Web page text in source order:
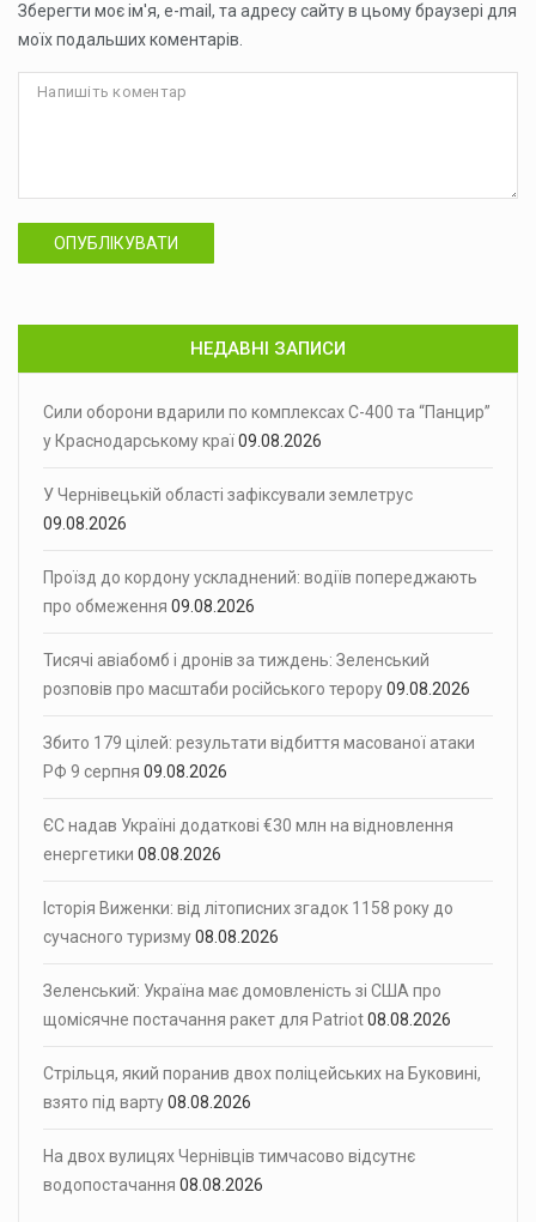
Зберегти моє ім'я, e-mail, та адресу сайту в цьому браузері для
моїх подальших коментарів.
ОПУБЛІКУВАТИ
НЕДАВНІ ЗАПИСИ
Сили оборони вдарили по комплексах С-400 та “Панцир”
у Краснодарському краї09.08.2026
У Чернівецькій області зафіксували землетрус
09.08.2026
Проїзд до кордону ускладнений: водіїв попереджають
про обмеження 09.08.2026
Тисячі авіабомб і дронів за тиждень: Зеленський
розповів про масштаби російського терору09.08.2026
Збито 179 цілей: результати відбиття масованої атаки
РФ 9 серпня 09.08.2026
ЄС надав Україні додаткові €30 млн на відновлення
енергетики 08.08.2026
Історія Виженки: від літописних згадок 1158 року до
сучасного туризму08.08.2026
Зеленський: Україна має домовленість зі США про
щомісячне постачання ракет для Patriot08.08.2026
Стрільця, який поранив двох поліцейських на Буковині,
взято під варту08.08.2026
На двох вулицях Чернівців тимчасово відсутнє
водопостачання 08.08.2026